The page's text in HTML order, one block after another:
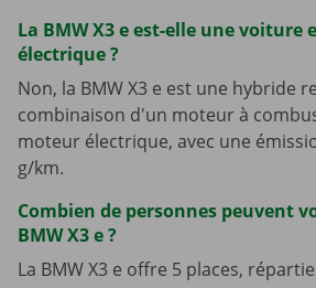
La BMW X3 e est-elle une voiture
électrique ?
Non, la BMW X3 e est une hybride
combinaison d'un moteur à
moteur électrique, avec une
g/km.
Combien de personnes peuvent
BMW X3 e ?
La BMW X3 e offre 5 places,